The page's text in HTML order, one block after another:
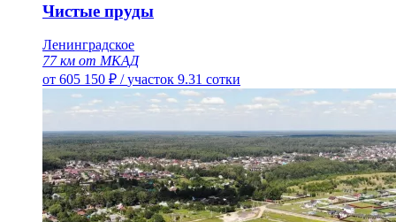
Чистые пруды
Ленинградское
77 км от МКАД
от 605 150 ₽ /участок 9.31 сотки